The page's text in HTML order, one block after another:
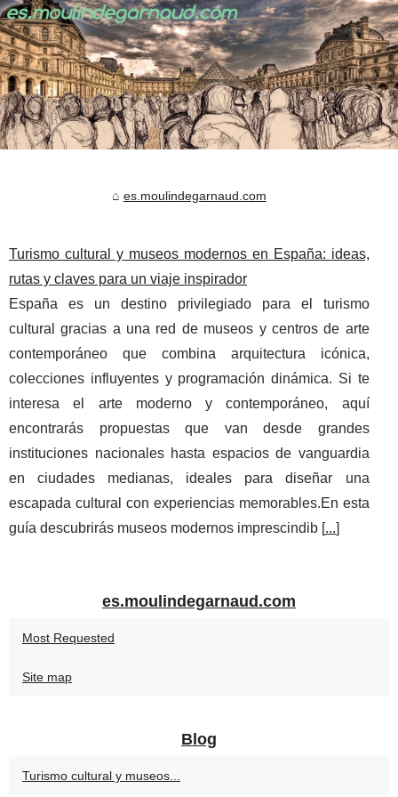
es.moulindegarnaud.com
Turismo cultural y museos modernos en España: ideas,
rutas y claves para un viaje inspirador
España es un destino privilegiado para el turismo
cultural gracias a una red de museos y centros de arte
contemporáneo que combina arquitectura icónica,
colecciones influyentes y programación dinámica. Si te
interesa el arte moderno y contemporáneo, aquí
encontrarás propuestas que van desde grandes
instituciones nacionales hasta espacios de vanguardia
en ciudades medianas, ideales para diseñar una
escapada cultural con experiencias memorables.En esta
guía descubrirás museos modernos imprescindib [...]
es.moulindegarnaud.com
Most Requested
Site map
Blog
Turismo cultural y museos...